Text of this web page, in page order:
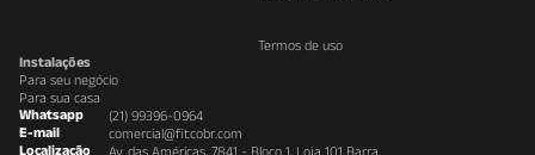
Instalações
Para seu negócio
Para sua casa
Whatsapp
(21) 99396-0964
E-mail
comercial@fitcobr.com
Localização
Av. das Américas, 7841 - Bloco 1, Loja 101 Barra
Termos de uso